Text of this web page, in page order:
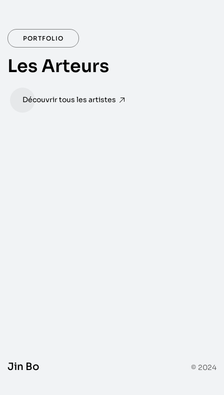
PORTFOLIO
Les Arteurs
Découvrir tous les artistes
Jin Bo © 2024